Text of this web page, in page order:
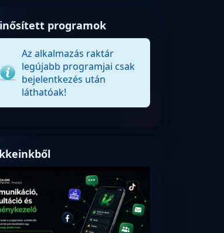
programok
Az alkalmazás raktár
legújabb programjai csak
bejelentkezés után
láthatóak!